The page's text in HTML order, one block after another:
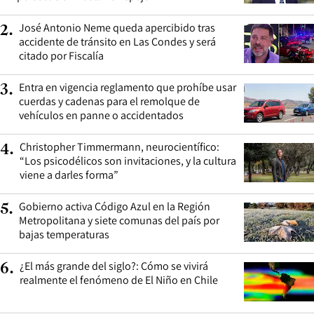
2. José Antonio Neme queda apercibido tras
accidente de tránsito en Las Condes y será
citado por Fiscalía
3. Entra en vigencia reglamento que prohíbe usar
cuerdas y cadenas para el remolque de
vehículos en panne o accidentados
4. Christopher Timmermann, neurocientífico:
“Los psicodélicos son invitaciones, y la cultura
viene a darles forma”
5. Gobierno activa Código Azul en la Región
Metropolitana y siete comunas del país por
bajas temperaturas
6. ¿El más grande del siglo?: Cómo se vivirá
realmente el fenómeno de El Niño en Chile